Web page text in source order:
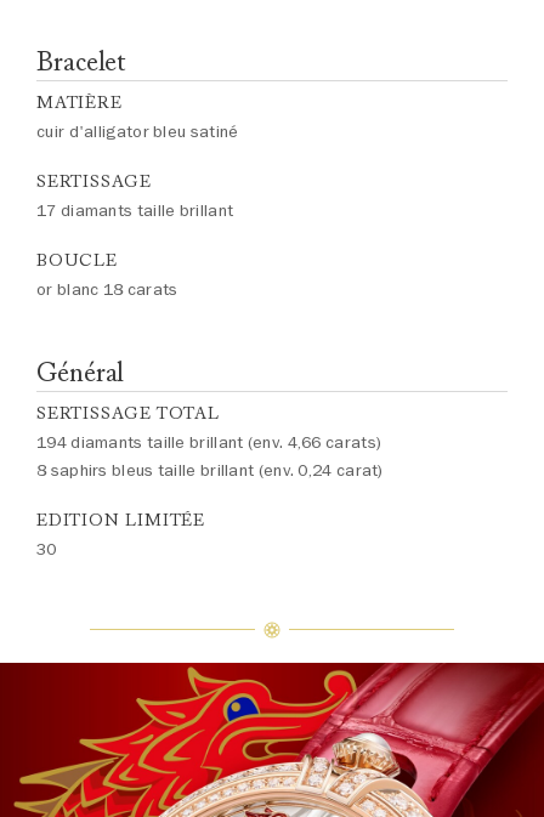
Bracelet
MATIÈRE
cuir d'alligator bleu satiné
SERTISSAGE
17 diamants taille brillant
BOUCLE
or blanc 18 carats
Général
SERTISSAGE TOTAL
194 diamants taille brillant (env. 4,66 carats)
8 saphirs bleus taille brillant (env. 0,24 carat)
EDITION LIMITÉE
30